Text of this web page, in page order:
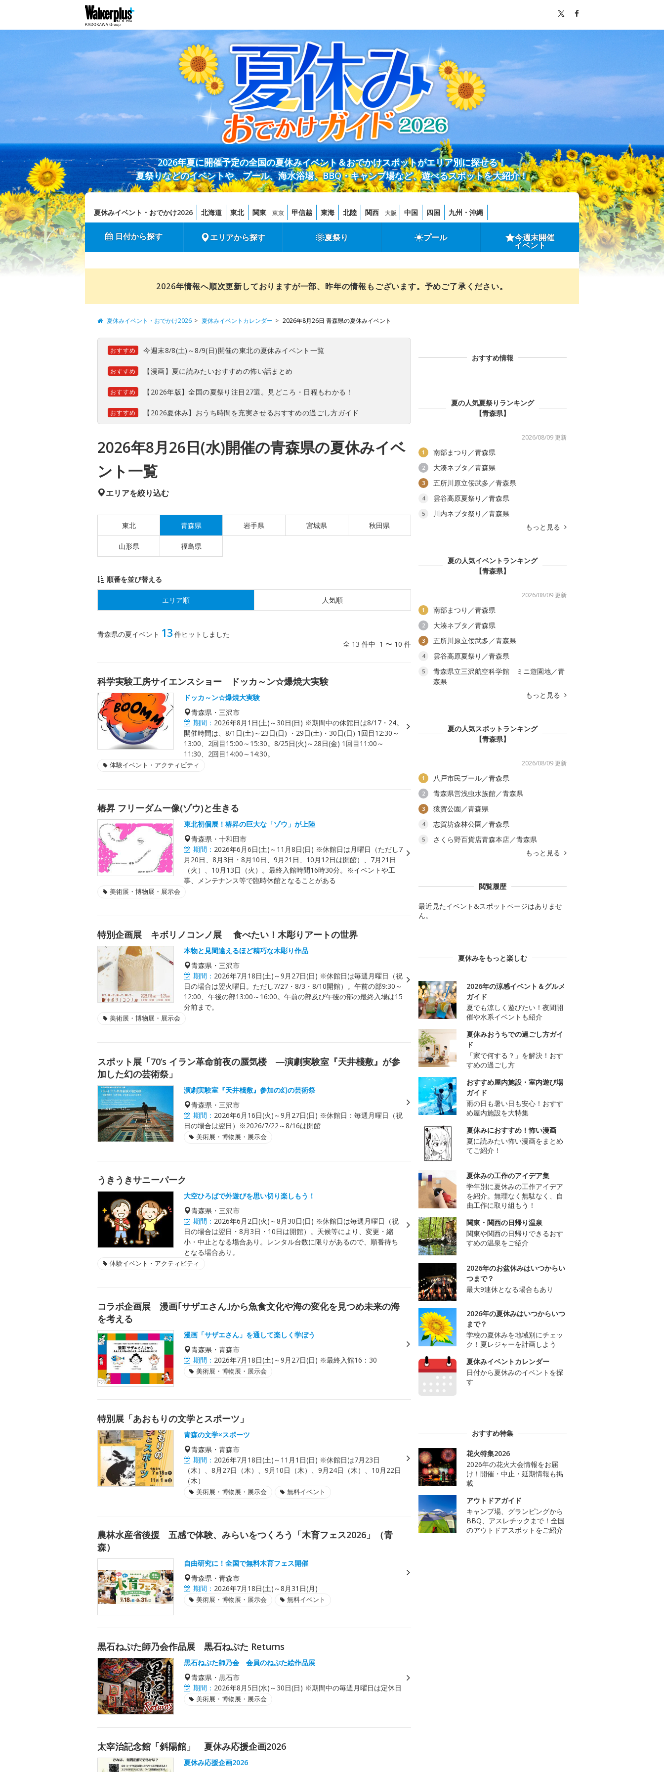
2026年夏に開催予定の全国の夏休みイベント＆おでかけスポットがエリア別に探せる！
夏祭りなどのイベントや、プール、海水浴場、BBQ・キャンプ場など、遊べるスポットを大紹介！
夏休みイベント・おでかけ2026 北海道 東北 関東 東京 甲信越 東海 北陸 関西 大阪 中国 四国 九州・沖縄
日付から探す エリアから探す 夏祭り プール 今週末開催
イベント
2026年情報へ順次更新しておりますが一部、昨年の情報もございます。予めご了承ください。
夏休みイベント・おでかけ2026 夏休みイベントカレンダー 2026年8月26日 青森県の夏休みイベント
おすすめ 今週末8/8(土)～8/9(日)開催の東北の夏休みイベント一覧
おすすめ 【漫画】夏に読みたいおすすめの怖い話まとめ
おすすめ 【2026年版】全国の夏祭り注目27選。見どころ・日程もわかる！
おすすめ 【2026夏休み】おうち時間を充実させるおすすめの過ごし方ガイド
2026年8月26日(水)開催の青森県の夏休みイベ
ント一覧
エリアを絞り込む
東北 青森県 岩手県 宮城県 秋田県
山形県 福島県
順番を並び替える
エリア順 人気順
青森県の夏イベント 13 件ヒットしました
全 13 件中 1 〜 10 件
科学実験工房サイエンスショー ドッカ～ン☆爆焼大実験
ドッカ～ン☆爆焼大実験
青森県・三沢市
期間： 2026年8月1日(土)～30日(日) ※期間中の休館日は8/17・24。
開催時間は、8/1日(土)～23日(日) ・29日(土)・30日(日) 1回目12:30～
13:00、2回目15:00～15:30。8/25日(火)～28日(金) 1回目11:00～
11:30、2回目14:00～14:30。
体験イベント・アクティビティ
椿昇 フリーダムー像(ゾウ)と生きる
東北初個展！椿昇の巨大な「ゾウ」が上陸
青森県・十和田市
期間： 2026年6月6日(土)～11月8日(日) ※休館日は月曜日（ただし7
月20日、8月3日・8月10日、9月21日、10月12日は開館）、7月21日
（火）、10月13日（火）。最終入館時間16時30分。※イベントや工
事、メンテナンス等で臨時休館となることがある
美術展・博物展・展示会
特別企画展 キボリノコンノ展 食べたい！木彫りアートの世界
本物と見間違えるほど精巧な木彫り作品
青森県・三沢市
期間： 2026年7月18日(土)～9月27日(日) ※休館日は毎週月曜日（祝
日の場合は翌火曜日。ただし7/27・8/3・8/10開館）。午前の部9:30～
12:00、午後の部13:00～16:00。午前の部及び午後の部の最終入場は15
分前まで。
美術展・博物展・展示会
スポット展「70’s イラン革命前夜の蜃気楼 ―演劇実験室『天井棧敷』が参
加した幻の芸術祭」
演劇実験室『天井棧敷』参加の幻の芸術祭
青森県・三沢市
期間： 2026年6月16日(火)～9月27日(日) ※休館日：毎週月曜日（祝
日の場合は翌日）※2026/7/22～8/16は開館
美術展・博物展・展示会
うきうきサニーパーク
大空ひろばで外遊びを思い切り楽しもう！
青森県・三沢市
期間： 2026年6月2日(火)～8月30日(日) ※休館日は毎週月曜日（祝
日の場合は翌日・8月3日・10日は開館）。天候等により、変更・縮
小・中止となる場合あり。レンタル台数に限りがあるので、順番待ち
となる場合あり。
体験イベント・アクティビティ
コラボ企画展 漫画｢サザエさん｣から魚食文化や海の変化を見つめ未来の海
を考える
漫画「サザエさん」を通して楽しく学ぼう
青森県・青森市
期間： 2026年7月18日(土)～9月27日(日) ※最終入館16：30
美術展・博物展・展示会
特別展「あおもりの文学とスポーツ」
青森の文学×スポーツ
青森県・青森市
期間： 2026年7月18日(土)～11月1日(日) ※休館日は7月23日
（木）、8月27日（木）、9月10日（木）、9月24日（木）、10月22日
（木）
美術展・博物展・展示会 無料イベント
農林水産省後援 五感で体験、みらいをつくろう「木育フェス2026」（青
森）
自由研究に！全国で無料木育フェス開催
青森県・青森市
期間： 2026年7月18日(土)～8月31日(月)
美術展・博物展・展示会 無料イベント
黒石ねぷた師乃会作品展 黒石ねぷた Returns
黒石ねぷた師乃会 会員のねぷた絵作品展
青森県・黒石市
期間： 2026年8月5日(水)～30日(日) ※期間中の毎週月曜日は定休日
美術展・博物展・展示会
太宰治記念館「斜陽館」 夏休み応援企画2026
夏休み応援企画2026
おすすめ情報
夏の人気夏祭りランキング
【青森県】
2026/08/09 更新
1 南部まつり／青森県
2 大湊ネブタ／青森県
3 五所川原立佞武多／青森県
4 雲谷高原夏祭り／青森県
5
川内ネブタ祭り／青森県
もっと見る
夏の人気イベントランキング
【青森県】
2026/08/09 更新
1 南部まつり／青森県
2 大湊ネブタ／青森県
3 五所川原立佞武多／青森県
4 雲谷高原夏祭り／青森県
5
青森県立三沢航空科学館 ミニ遊園地／青
森県
もっと見る
夏の人気スポットランキング
【青森県】
2026/08/09 更新
1 八戸市民プール／青森県
2 青森県営浅虫水族館／青森県
3 猿賀公園／青森県
4 志賀坊森林公園／青森県
5
さくら野百貨店青森本店／青森県
もっと見る
閲覧履歴
最近見たイベント&スポットページはありませ
ん。
夏休みをもっと楽しむ
2026年の涼感イベント＆グルメ
ガイド
夏でも涼しく遊びたい！夜間開
催や水系イベントも紹介
夏休みおうちでの過ごし方ガイ
ド
「家で何する？」を解決！おす
すめの過ごし方
おすすめ屋内施設・室内遊び場
ガイド
雨の日も暑い日も安心！おすす
め屋内施設を大特集
夏休みにおすすめ！怖い漫画
夏に読みたい怖い漫画をまとめ
てご紹介！
夏休みの工作のアイデア集
学年別に夏休みの工作アイデア
を紹介。無理なく無駄なく、自
由工作に取り組もう！
関東・関西の日帰り温泉
関東や関西の日帰りできるおす
すめの温泉をご紹介
2026年のお盆休みはいつからい
つまで？
最大9連休となる場合もあり
2026年の夏休みはいつからいつ
まで？
学校の夏休みを地域別にチェッ
ク！夏レジャーを計画しよう
夏休みイベントカレンダー
日付から夏休みのイベントを探
す
おすすめ特集
花火特集2026
2026年の花火大会情報をお届
け！開催・中止・延期情報も掲
載
アウトドアガイド
キャンプ場、グランピングから
BBQ、アスレチックまで！全国
のアウトドアスポットをご紹介